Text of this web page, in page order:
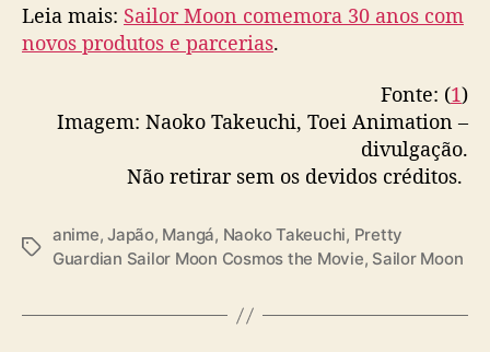
Leia mais: Sailor Moon comemora 30 anos com
novos produtos e parcerias.
Fonte: (1)
Imagem: Naoko Takeuchi, Toei Animation –
divulgação.
Não retirar sem os devidos créditos.
T
s
anime,Japão, Mangá, Naoko Takeuchi, Pretty
Guardian Sailor Moon Cosmos the Movie, Sailor Moon